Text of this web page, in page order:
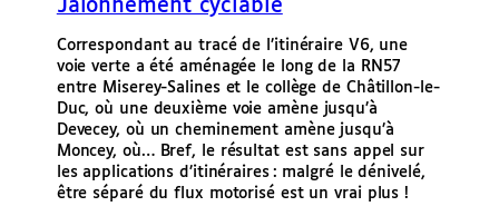
Jalonnement cyclable
Correspondant au tracé de l’itinéraire V6, une
voie verte a été aménagée le long de la RN57
entre Miserey-Salines et le collège de Châtillon-le-
Duc, où une deuxième voie amène jusqu’à
Devecey, où un cheminement amène jusqu’à
Moncey, où… Bref, le résultat est sans appel sur
les applications d’itinéraires : malgré le dénivelé,
être séparé du flux motorisé est un vrai plus !